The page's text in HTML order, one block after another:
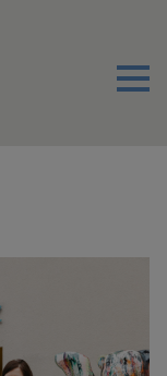
Menu